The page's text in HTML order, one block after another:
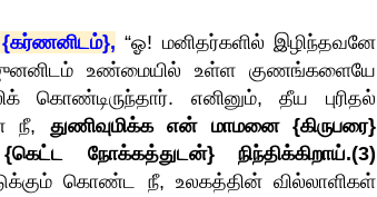
“ஓ! மனிதர்களில் இழிந்தவனே
உண்மையில் உள்ள குணங்களையே
கொண்டிருந்தார். எனினும், தீய புரிதல்
நீ, துணிவுமிக்க என் மாமனை {கிருபரை}
நோக்கத்துடன்} நிந்திக்கிறாய்.(3)
கொண்ட நீ, உலகத்தின் வில்லாளிகள்